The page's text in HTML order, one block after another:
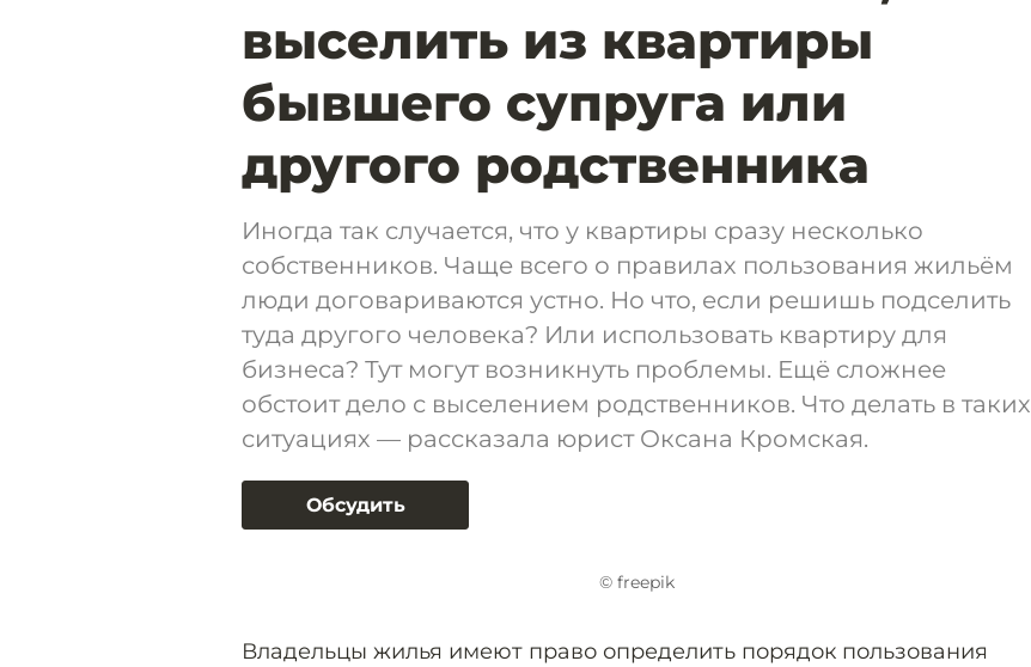
выселить из квартиры
бывшего супруга или
другого родственника
Иногда так случается, что у квартиры сразу несколько
собственников. Чаще всего о правилах пользования жильём
люди договариваются устно. Но что, если решишь подселить
туда другого человека? Или использовать квартиру для
бизнеса? Тут могут возникнуть проблемы. Ещё сложнее
обстоит дело с выселением родственников. Что делать в таких
ситуациях — рассказала юрист Оксана Кромская.
Обсудить
© freepik
Владельцы жилья имеют право определить порядок пользования